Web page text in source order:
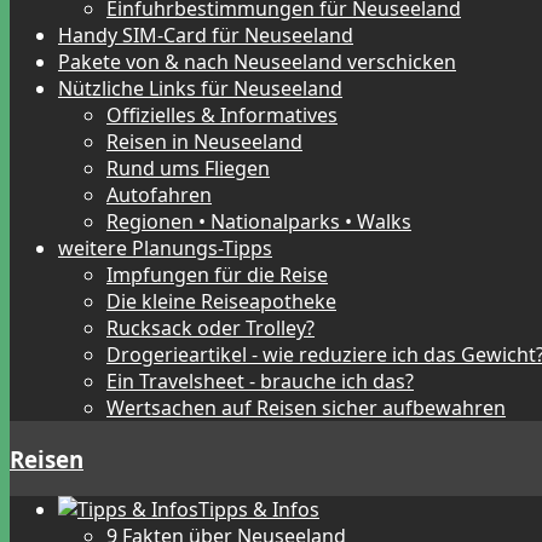
Einfuhrbestimmungen für Neuseeland
Handy SIM-Card für Neuseeland
Pakete von & nach Neuseeland verschicken
Nützliche Links für Neuseeland
Offizielles & Informatives
Reisen in Neuseeland
Rund ums Fliegen
Autofahren
Regionen • Nationalparks • Walks
weitere Planungs-Tipps
Impfungen für die Reise
Die kleine Reiseapotheke
Rucksack oder Trolley?
Drogerieartikel - wie reduziere ich das
Ein Travelsheet - brauche ich das?
Wertsachen auf Reisen sicher aufbewahren
Reisen
Tipps & Infos
9 Fakten über Neuseeland